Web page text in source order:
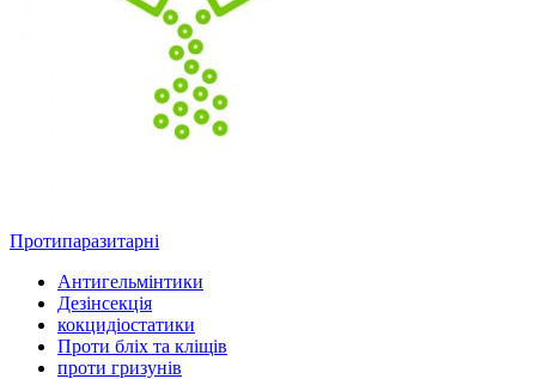
Протипаразитарні
Антигельмінтики
Дезінсекція
кокцидіостатики
Проти бліх та кліщів
проти гризунів